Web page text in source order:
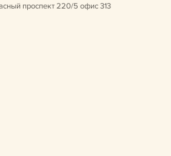
проспект 220/5 офис 313